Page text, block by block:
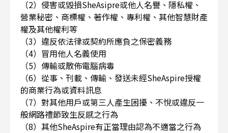
（2）侵害或毀損SheAsipre或他人名譽、隱私權、
營業秘密、商標權、著作權、專利權、其他智慧財產
權及其他權利等
（3）違反依法律或契約所應負之保密義務
（4）冒用他人名義使用
（5）傳輸或散佈電腦病毒
（6）從事、刊載、傳輸、發送未經SheAspire授權
的商業行為或資料訊息
（7）對其他用戶或第三人產生困擾、不悅或違反一
般網路禮節致生反感之行為
（8）其他SheAspire有正當理由認為不適當之行為